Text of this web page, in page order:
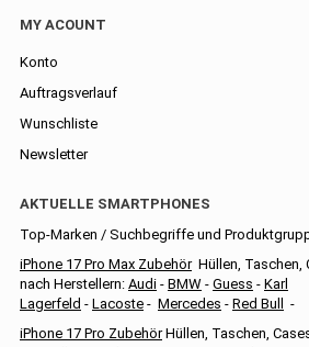
MY ACOUNT
Konto
Auftragsverlauf
Wunschliste
Newsletter
AKTUELLE SMARTPHONES
Top-Marken / Suchbegriffe und
iPhone 17 Pro Max ZubehörHüllen, Taschen,
nach Herstellern: Audi - BMW - Guess - Karl
Lagerfeld - Lacoste - Mercedes - Red Bull
-
iPhone 17 Pro ZubehörHüllen, Taschen,